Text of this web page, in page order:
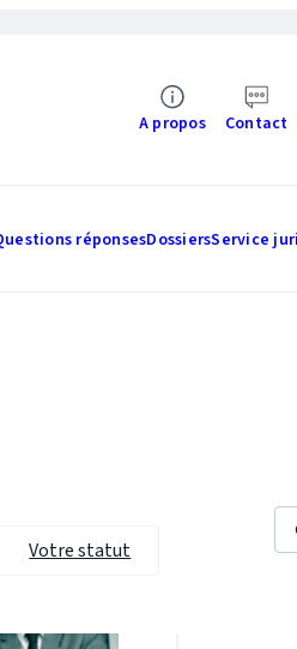
A propos Contact
réponsesDossiersService
Votre statut